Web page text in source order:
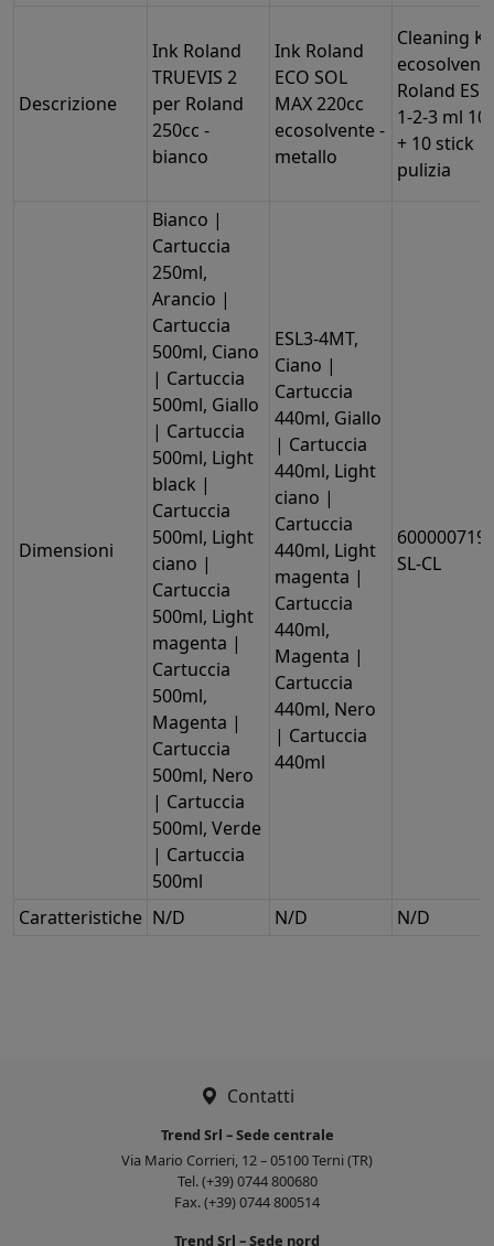
Descrizione
Ink Roland
TRUEVIS 2
per Roland
250cc -
bianco
Ink Roland
ECO SOL
MAX 220cc
ecosolvente -
metallo
Cleaning
Roland ESL
1-2-3 ml
+ 10 stick
pulizia
Dimensioni
Bianco |
Cartuccia
250ml,
Arancio |
Cartuccia
500ml, Ciano
| Cartuccia
500ml, Giallo
| Cartuccia
500ml, Light
black |
Cartuccia
500ml, Light
ciano |
Cartuccia
500ml, Light
magenta |
Cartuccia
500ml,
Magenta |
Cartuccia
500ml, Nero
| Cartuccia
500ml, Verde
| Cartuccia
500ml
ESL3-4MT,
Ciano |
Cartuccia
440ml, Giallo
| Cartuccia
440ml, Light
ciano |
Cartuccia
440ml, Light
magenta |
Cartuccia
440ml,
Magenta |
Cartuccia
440ml, Nero
| Cartuccia
440ml
SL-CL
Caratteristiche N/D N/D N/D
Contatti
Trend Srl – Sede centrale
Via Mario Corrieri, 12 – 05100 Terni (TR)
Tel. (+39) 0744 800680
Fax. (+39) 0744 800514
Trend Srl – Sede nord